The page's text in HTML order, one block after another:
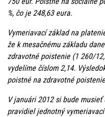
%, čo je 248,63 eura.
Vymeriavací základ na
že k mesačnému základu
zdravotné poistenie (1 260/
vydelíme číslom 2,14.
poistné na zdravotné
V januári 2012 si bude
pravidiel jednotný